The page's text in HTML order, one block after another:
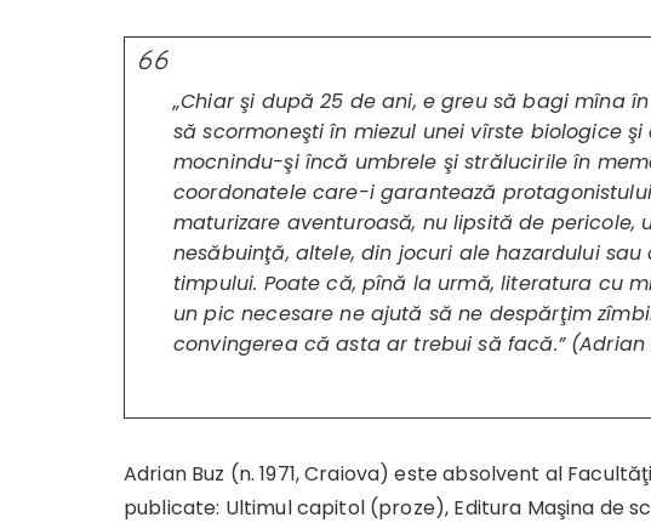
„Chiar şi după 25 de ani, e greu să bagi mîna
să scormoneşti în miezul unei vîrste biologice
mocnindu-şi încă umbrele şi strălucirile în
coordonatele care-i garantează
maturizare aventuroasă, nu lipsită de pericole,
nesăbuinţă, altele, din jocuri ale hazardului
timpului. Poate că, pînă la urmă, literatura cu
un pic necesare ne ajută să ne despărţim
convingerea că asta ar trebui să facă.” (Adrian
Adrian Buz (n. 1971, Craiova) este absolvent al
publicate: Ultimul capitol (proze), Editura Maşina de